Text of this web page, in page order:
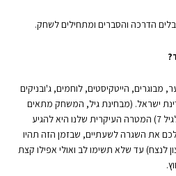
הדרכה והסברים ומתחילים לשחק.
מבוגרים, הייטקיסטים, לוחמים, ג'ובניקים
ישראל. (מבחינת גיל, המשחק מתאים
לכל הגילאים פרט לילדים מתחת לגיל 7) המטרה העיקרית שלנו היא להגיע
לכם את השגרה לשעתיים, שבזמן הזה תהיו
לנצח) עד שלא תשימו לב ואולי אפילו קצת